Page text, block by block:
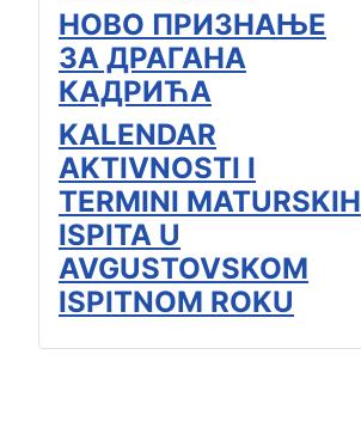
НОВО ПРИЗНАЊЕ
ЗА ДРАГАНА
КАДРИЋА
KALENDAR
AKTIVNOSTI I
TERMINI MATURSKIH
ISPITA U
AVGUSTOVSKOM
ISPITNOM ROKU